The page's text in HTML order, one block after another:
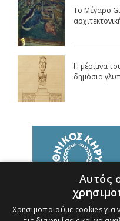
Το Μέγαρο
Η μέριμνα
δημόσια
Αυτός
Χρησιμοποιούμε cookies για